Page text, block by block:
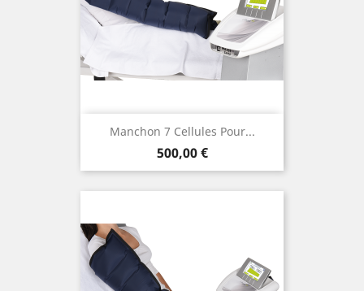
Manchon 7 Cellules Pour...
Prix
500,00 €